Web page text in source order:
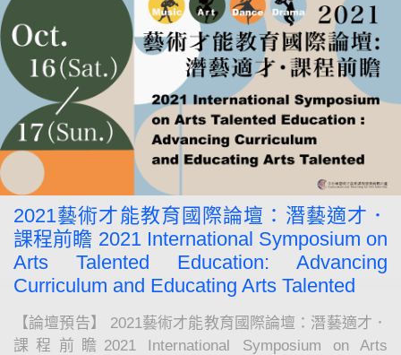
2021藝術才能教育國際論壇：潛藝適才．
課程前瞻 2021 International Symposium on
Arts Talented Education: Advancing
Curriculum and Educating Arts Talented
【論壇預告】 2021藝術才能教育國際論壇：潛藝適才．
課程前瞻2021 International Symposium on Arts